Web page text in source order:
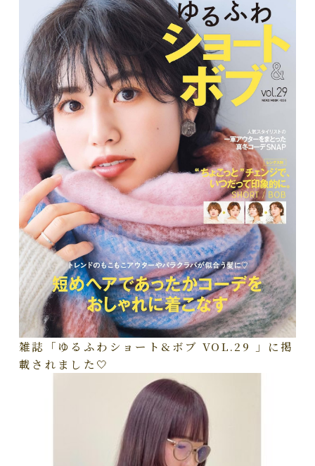
雑誌「ゆるふわショート&ボブ VOL.29 」に掲
載されました🤍